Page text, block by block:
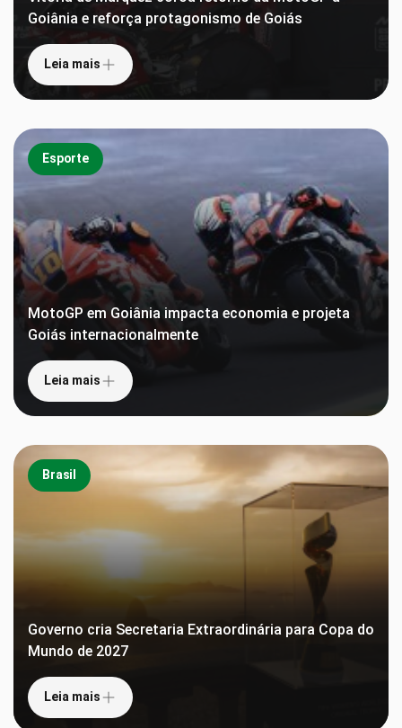
Goiânia e reforça protagonismo de Goiás
Leia mais
Esporte
MotoGP em Goiânia impacta economia e projeta
Goiás internacionalmente
Leia mais
Brasil
Governo cria Secretaria Extraordinária para Copa do
Mundo de 2027
Leia mais